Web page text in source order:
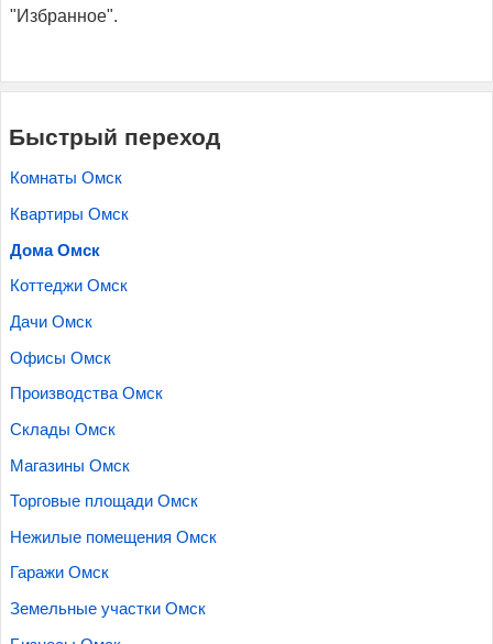
"Избранное".
Быстрый переход
Комнаты Омск
Квартиры Омск
Дома Омск
Коттеджи Омск
Дачи Омск
Офисы Омск
Производства Омск
Склады Омск
Магазины Омск
Торговые площади Омск
Нежилые помещения Омск
Гаражи Омск
Земельные участки Омск